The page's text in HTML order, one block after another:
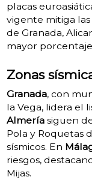
placas
vigente mitiga las
de Granada,
mayor
Zonas
Granada, con
la Vega, lidera el
Almeríasiguen
Pola y Roquetas
sísmicos. En
riesgos,
Mijas.